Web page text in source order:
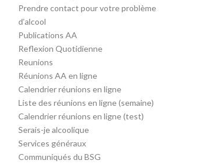
Prendre contact pour votre problème
d’alcool
Publications AA
Reflexion Quotidienne
Reunions
Réunions AA en ligne
Calendrier réunions en ligne
Liste des réunions en ligne (semaine)
Calendrier réunions en ligne (test)
Serais-je alcoolique
Services généraux
Communiqués du BSG